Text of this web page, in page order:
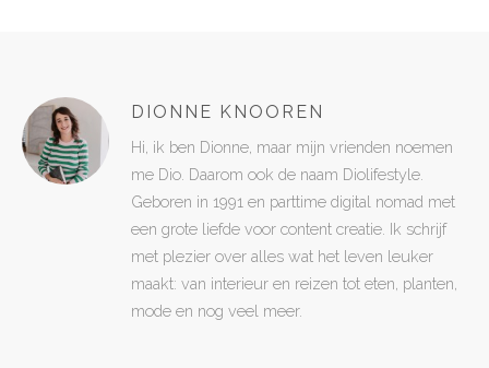
DIONNE KNOOREN
Hi, ik ben Dionne, maar mijn vrienden noemen
me Dio. Daarom ook de naam Diolifestyle.
Geboren in 1991 en parttime digital nomad met
een grote liefde voor content creatie. Ik schrijf
met plezier over alles wat het leven leuker
maakt: van interieur en reizen tot eten, planten,
mode en nog veel meer.